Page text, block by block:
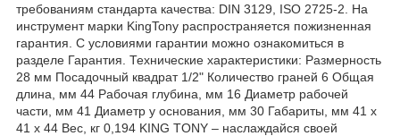
требованиям стандарта качества: DIN 3129, ISO 2725-2. На
инструмент марки KingTony распространяется пожизненная
гарантия. С условиями гарантии можно ознакомиться в
разделе Гарантия. Технические характеристики: Размерность
28 мм Посадочный квадрат 1/2" Количество граней 6 Общая
длина, мм 44 Рабочая глубина, мм 16 Диаметр рабочей
части, мм 41 Диаметр у основания, мм 30 Габариты, мм 41 х
41 х 44 Вес, кг 0,194 KING TONY – наслаждайся своей